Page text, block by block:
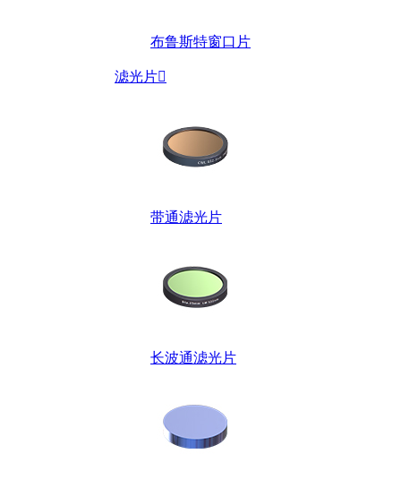
布鲁斯特窗口片
滤光片
带通滤光片
长波通滤光片